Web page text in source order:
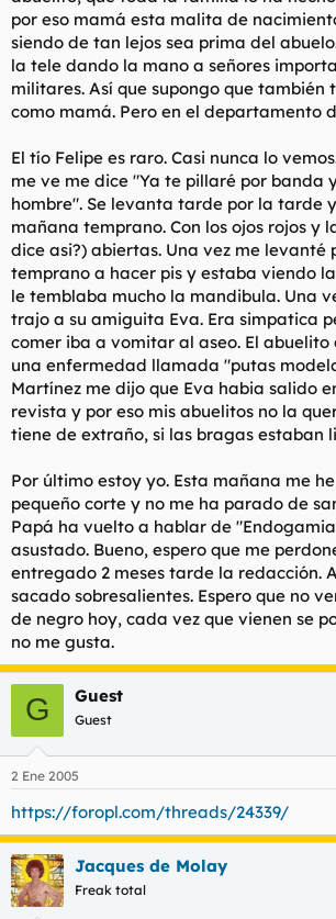
por eso mamá esta malita de
siendo de tan lejos sea prima del
la tele dando la mano a señores
militares. Así que supongo que también
como mamá. Pero en el departamento
El tío Felipe es raro. Casi nunca lo
me ve me dice "Ya te pillaré por banda
hombre". Se levanta tarde por la tarde
mañana temprano. Con los ojos rojos y
dice asi?) abiertas. Una vez me levanté
temprano a hacer pis y estaba viendo
le temblaba mucho la mandibula. Una
trajo a su amiguita Eva. Era simpatica
comer iba a vomitar al aseo. El abuelito
una enfermedad llamada "putas
Martínez me dijo que Eva habia salido
revista y por eso mis abuelitos no la
tiene de extraño, si las bragas estaban
Por último estoy yo. Esta mañana me
pequeño corte y no me ha parado de
Papá ha vuelto a hablar de
asustado. Bueno, espero que me
entregado 2 meses tarde la redacción.
sacado sobresalientes. Espero que no
de negro hoy, cada vez que vienen se
no me gusta.
G Guest
Guest
2 Ene 2005
https://foropl.com/threads/24339/
Jacques de Molay
Freak total